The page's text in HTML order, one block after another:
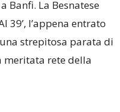
Banfi. La Besnatese
39’, l’appena entrato
strepitosa parata di
meritata rete della